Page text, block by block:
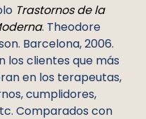
Trastornos de la
. Theodore
Barcelona, 2006.
los clientes que más
en los terapeutas,
cumplidores,
Comparados con